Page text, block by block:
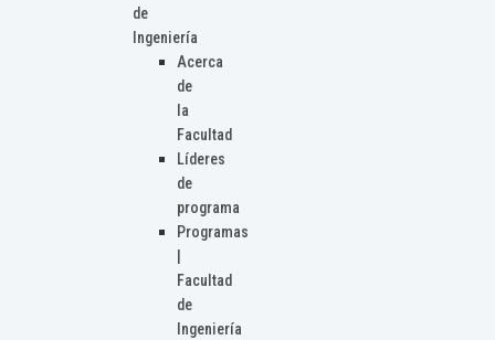
de
Ingeniería
Acerca
de
la
Facultad
Líderes
de
programa
Programas
Facultad
de
Ingeniería